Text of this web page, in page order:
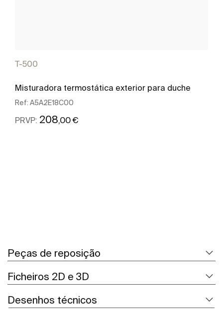
T-500
Misturadora termostática exterior para duche
Ref: A5A2E18C00
PRVP: 208 ,00 €
Peças de reposição
Ficheiros 2D e 3D
Desenhos técnicos